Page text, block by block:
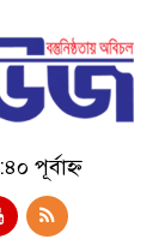
পূর্বাহ্ন